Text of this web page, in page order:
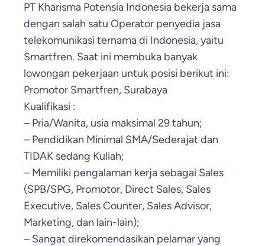
PT Kharisma Potensia Indonesia bekerja sama
dengan salah satu Operator penyedia jasa
telekomunikasi ternama di Indonesia, yaitu
Smartfren. Saat ini membuka banyak
lowongan pekerjaan untuk posisi berikut ini:
Promotor Smartfren, Surabaya
Kualifikasi :
– Pria/Wanita, usia maksimal 29 tahun;
– Pendidikan Minimal SMA/Sederajat dan
TIDAK sedang Kuliah;
– Memiliki pengalaman kerja sebagai Sales
(SPB/SPG, Promotor, Direct Sales, Sales
Executive, Sales Counter, Sales Advisor,
Marketing, dan lain-lain);
– Sangat direkomendasikan pelamar yang